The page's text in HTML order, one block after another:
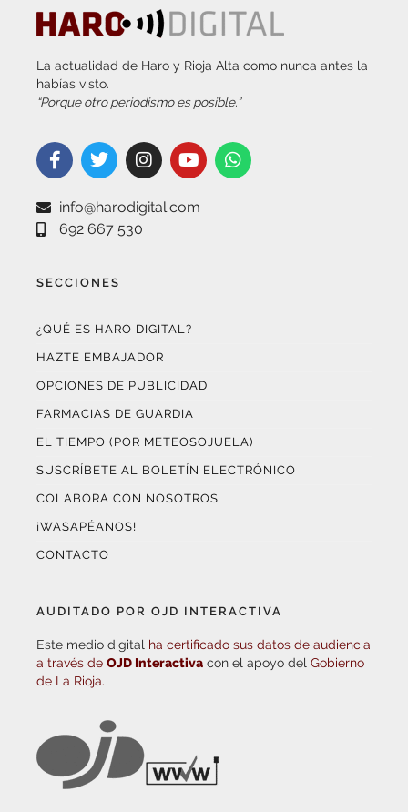
La actualidad de Haro y Rioja Alta como nunca antes la
habías visto.
“Porque otro periodismo es posible.”
info@harodigital.com
692 667 530
SECCIONES
¿QUÉ ES HARO DIGITAL?
HAZTE EMBAJADOR
OPCIONES DE PUBLICIDAD
FARMACIAS DE GUARDIA
EL TIEMPO (POR METEOSOJUELA)
SUSCRÍBETE AL BOLETÍN ELECTRÓNICO
COLABORA CON NOSOTROS
¡WASAPÉANOS!
CONTACTO
AUDITADO POR OJD INTERACTIVA
Este medio digital ha certificado sus datos de audiencia
a través de OJD Interactiva con el apoyo del Gobierno
de La Rioja.